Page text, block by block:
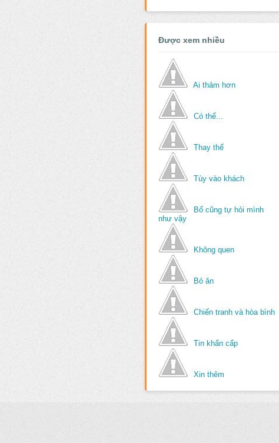
Được xem nhiều
Ai thảm hơn
Có thể...
Thay thế
Tùy vào khách
Bố cũng tự hỏi mình
như vậy
Không quen
Bỏ ăn
Chiến tranh và hòa bình
Tin khẩn cấp
Xin thêm